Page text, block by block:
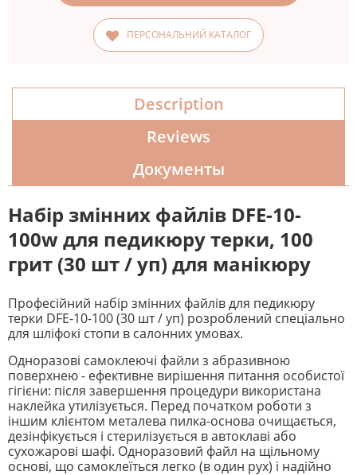
ПЕРСОНАЛЬНИЙ КАТАЛОГ
Description
Reviews
Документы
Набір змінних файлів DFE-10-
100w для педикюру терки, 100
грит (30 шт / уп) для манікюру
Професійний набір змінних файлів для педикюру
терки DFE-10-100 (30 шт / уп) розроблений спеціально
для шліфокі стопи в салонних умовах.
Одноразові самоклеючі файли з абразивною
поверхнею - ефективне вирішення питання особистої
гігієни: після завершення процедури використана
наклейка утилізується. Перед початком роботи з
іншим клієнтом металева пилка-основа очищається,
дезінфікується і стерилізується в автоклаві або
сухожарові шафі. Одноразовий файл на щільному
основі, що самоклеїться легко (в один рух) і надійно